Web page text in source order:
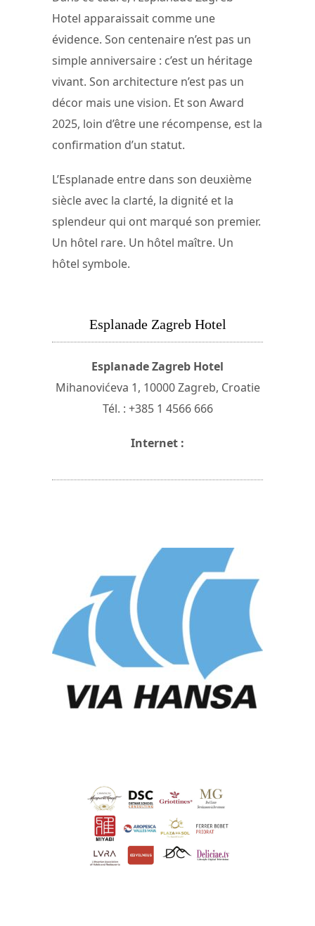
Hotel apparaissait comme une
évidence. Son centenaire n’est pas un
simple anniversaire : c’est un héritage
vivant. Son architecture n’est pas un
décor mais une vision. Et son Award
2025, loin d’être une récompense, est la
confirmation d’un statut.
L’Esplanade entre dans son deuxième
siècle avec la clarté, la dignité et la
splendeur qui ont marqué son premier.
Un hôtel rare. Un hôtel maître. Un
hôtel symbole.
Esplanade Zagreb Hotel
Esplanade Zagreb Hotel
Mihanovićeva 1, 10000 Zagreb, Croatie
Tél. : +385 1 4566 666
Internet :